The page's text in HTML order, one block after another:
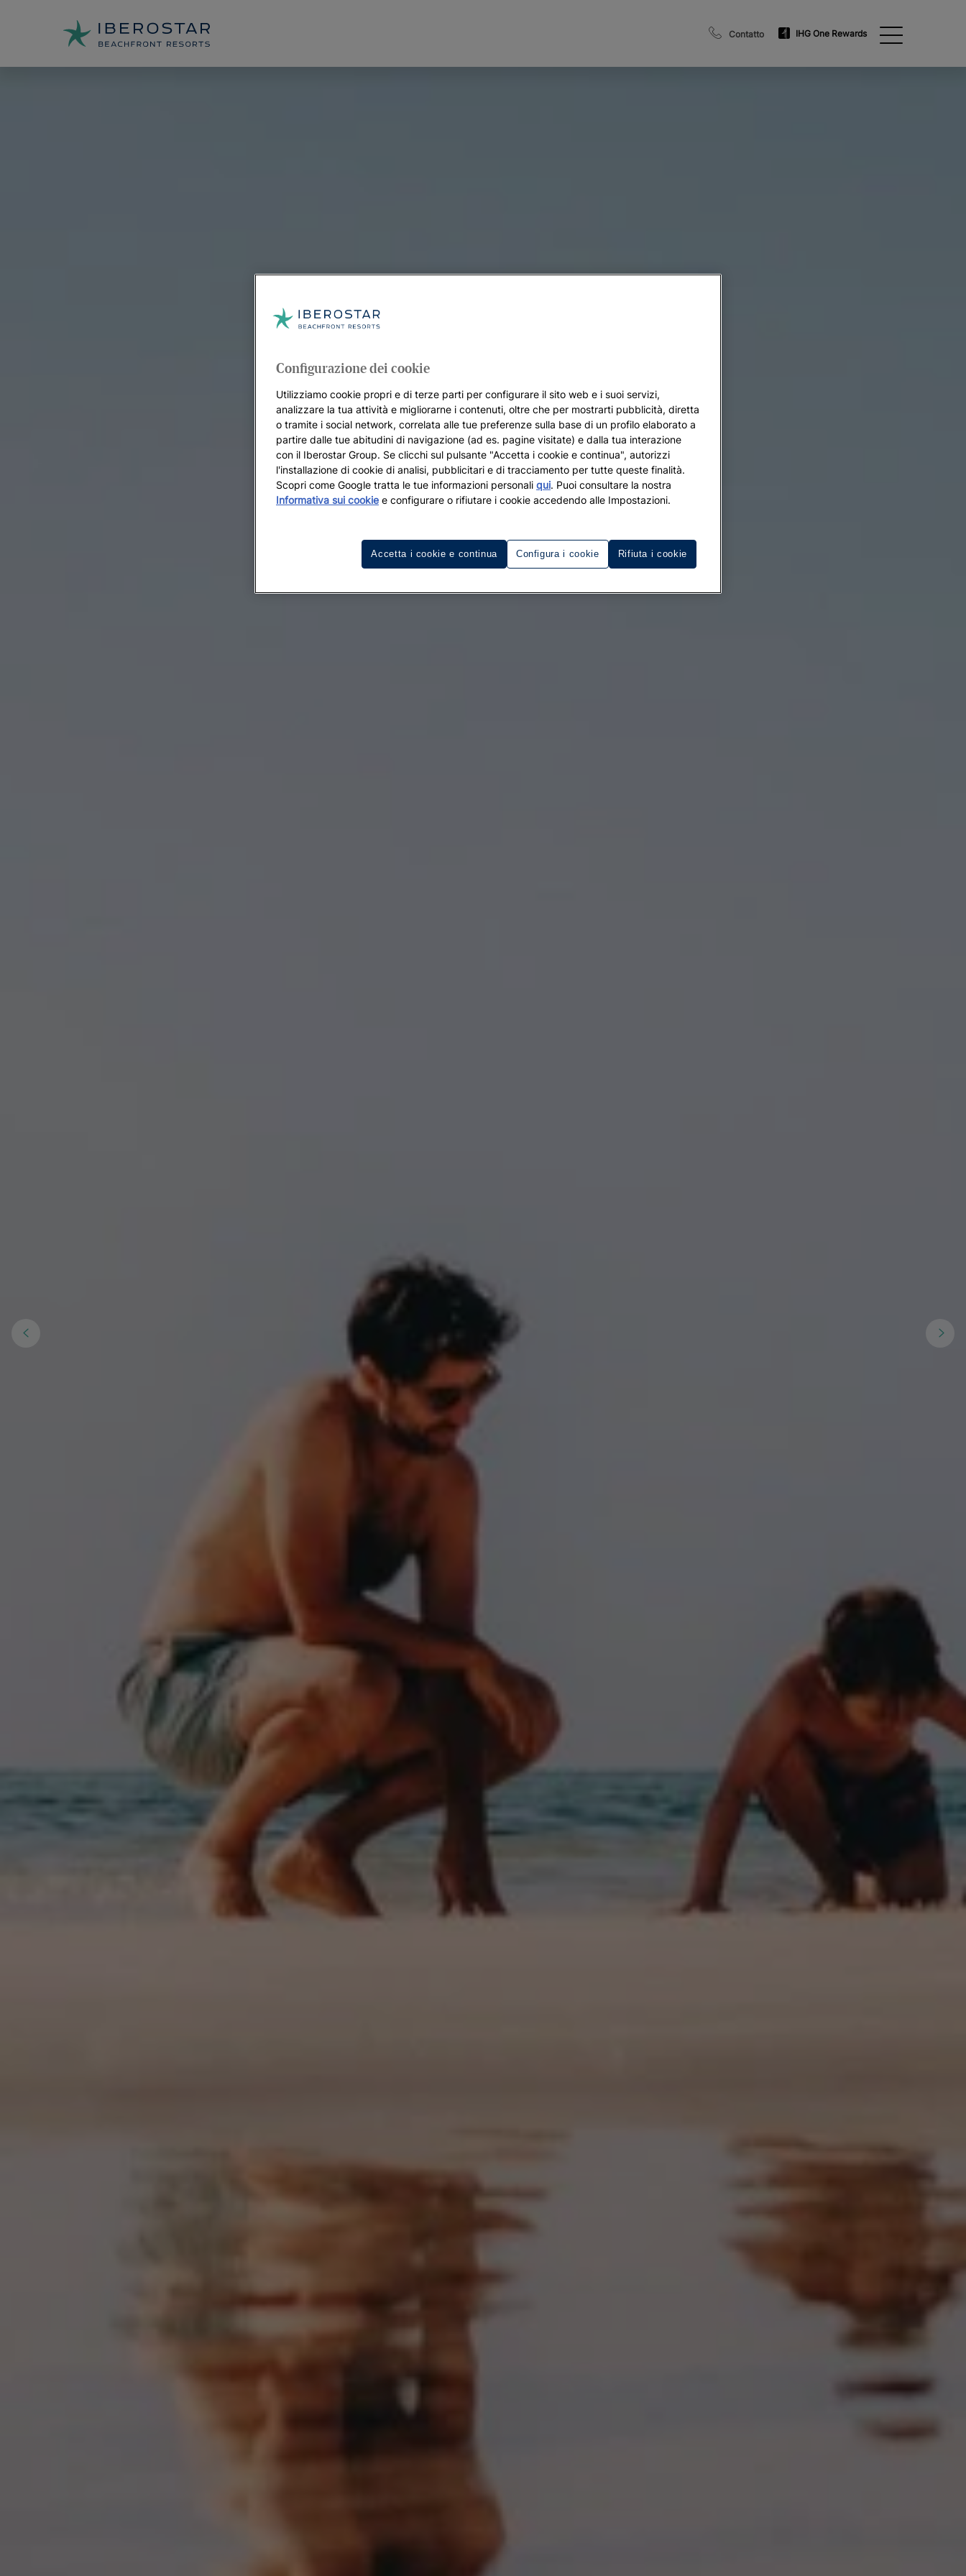
Contatto IHG One Rewards
Configurazione dei cookie
Utilizziamo cookie propri e di terze parti per configurare il sito web e i suoi servizi,
analizzare la tua attività e migliorarne i contenuti, oltre che per mostrarti pubblicità, diretta
o tramite i social network, correlata alle tue preferenze sulla base di un profilo elaborato a
partire dalle tue abitudini di navigazione (ad es. pagine visitate) e dalla tua interazione
con il Iberostar Group. Se clicchi sul pulsante "Accetta i cookie e continua", autorizzi
l'installazione di cookie di analisi, pubblicitari e di tracciamento per tutte queste finalità.
Scopri come Google tratta le tue informazioni personali qui. Puoi consultare la nostra
Informativa sui cookie e configurare o rifiutare i cookie accedendo alle Impostazioni.
Configura i cookie Rifiuta i cookie
Accetta i cookie e continua